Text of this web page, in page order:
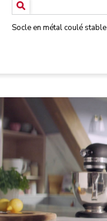
Socle en métal coulé stable